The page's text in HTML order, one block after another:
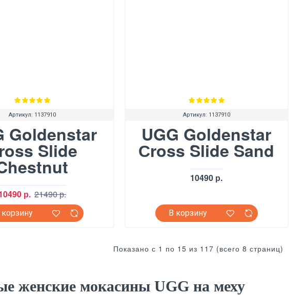
женские мокасины UGG на меху
Артикул: 1137910
Goldenstar
Slide
р. 21490 р.
Артикул: 1137910
UGG Goldenstar
Сross Slide Sand
10490 р.
В корзину
Показано с 1 по 15 из 117 (всего 8 страниц)